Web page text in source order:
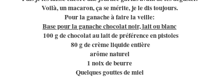
Voilà, un macaron, ça se mérite, je le dis toujours.
Pour la ganache à faire la veille:
Base pour la ganache chocolat noir, lait ou blanc
100 g de chocolat au lait de préférence en pistoles
80 g de crème liquide entière
arôme naturel
1 noix de beurre
Quelques gouttes de miel